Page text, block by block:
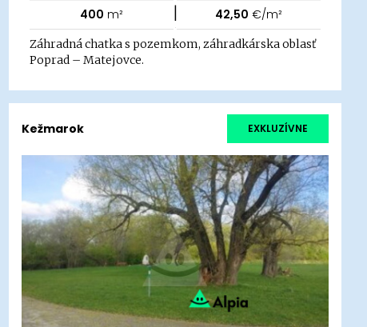
400 m² | 42,50 €/m²
Záhradná chatka s pozemkom, záhradkárska oblasť
Poprad – Matejovce.
Kežmarok EXKLUZÍVNE